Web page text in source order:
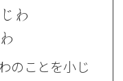
わ
のことを小じ